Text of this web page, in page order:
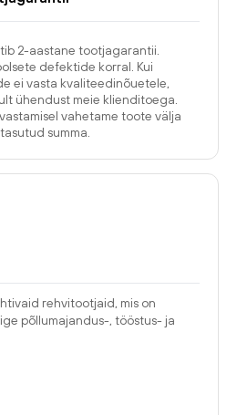
2-aastane tootjagarantii.
defektide korral. Kui
ei vasta kvaliteedinõuetele,
ühendust meie klienditoega.
vahetame toote välja
summa.
rehvitootjaid, mis on
põllumajandus-, tööstus- ja